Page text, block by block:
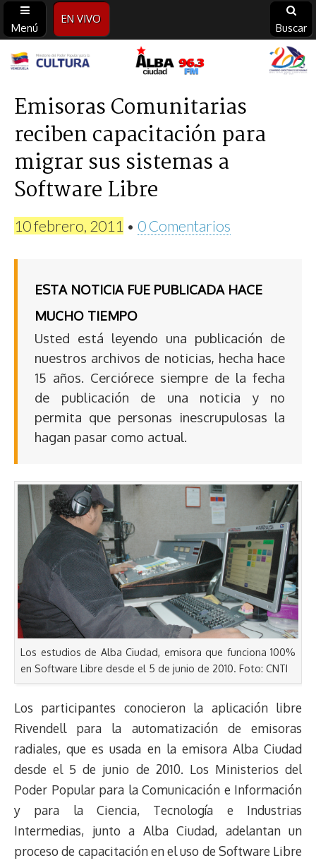
Menú
EN VIVO
Buscar
Alba
Ciudad
96.3
FM
Emisoras Comunitarias
reciben capacitación para
migrar sus sistemas a
Software Libre
10 febrero, 2011 • 0 Comentarios
ESTA NOTICIA FUE PUBLICADA HACE
MUCHO TIEMPO
Usted está leyendo una publicación de
nuestros archivos de noticias, hecha hace
15 años. Cerciórece siempre de la fecha
de publicación de una noticia y no
permita que personas inescrupulosas la
hagan pasar como actual.
Los estudios de Alba Ciudad, emisora que funciona 100%
en Software Libre desde el 5 de junio de 2010. Foto: CNTI
Los participantes conocieron la aplicación libre
Rivendell para la automatización de emisoras
radiales, que es usada en la emisora Alba Ciudad
desde el 5 de junio de 2010. Los Ministerios del
Poder Popular para la Comunicación e Información
y para la Ciencia, Tecnología e Industrias
Intermedias, junto a Alba Ciudad, adelantan un
proceso de capacitación en el uso de Software Libre